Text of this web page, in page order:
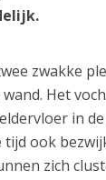
zwakke
Het
in
ook
zich